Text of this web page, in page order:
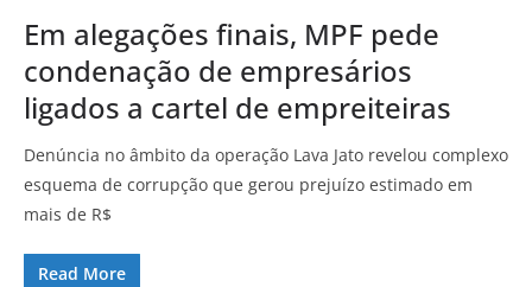
Em alegações finais, MPF pede
condenação de empresários
ligados a cartel de empreiteiras
Denúncia no âmbito da operação Lava Jato revelou complexo
esquema de corrupção que gerou prejuízo estimado em
mais de R$
Read More